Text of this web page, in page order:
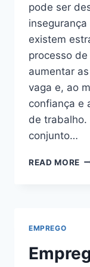
pode ser
existem
processo
aumentar
vaga e, ao
confiança e
de trabalho.
conjunto…
READ MORE
EMPREGO